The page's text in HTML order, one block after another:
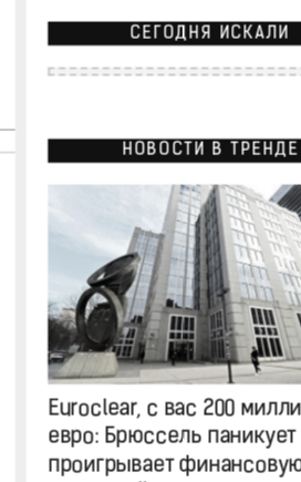
СЕГОДНЯ ИСКАЛИ
НОВОСТИ В ТРЕНДЕ
Euroclear, с вас 200
евро: Брюссель
проигрывает